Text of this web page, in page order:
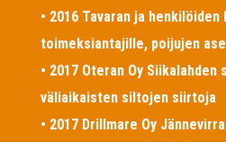
• 2016 Tavaran ja
toimeksiantajille, poijujen
• 2017 Oteran Oy
väliaikaisten siltojen siirtoja
• 2017 Drillmare Oy